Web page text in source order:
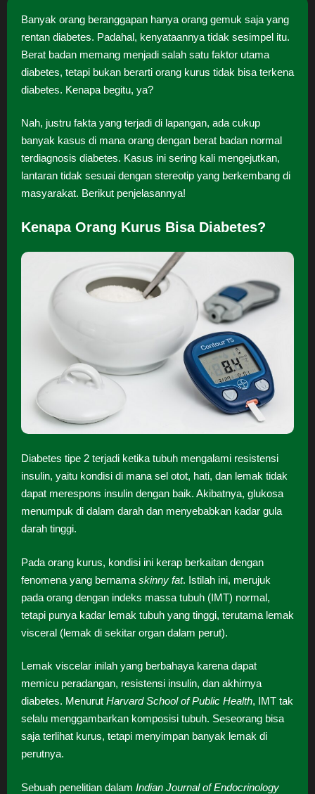
Banyak orang beranggapan hanya orang gemuk saja yang
rentan diabetes. Padahal, kenyataannya tidak sesimpel itu.
Berat badan memang menjadi salah satu faktor utama
diabetes, tetapi bukan berarti orang kurus tidak bisa terkena
diabetes. Kenapa begitu, ya?
Nah, justru fakta yang terjadi di lapangan, ada cukup
banyak kasus di mana orang dengan berat badan normal
terdiagnosis diabetes. Kasus ini sering kali mengejutkan,
lantaran tidak sesuai dengan stereotip yang berkembang di
masyarakat. Berikut penjelasannya!
Kenapa Orang Kurus Bisa Diabetes?
Diabetes tipe 2 terjadi ketika tubuh mengalami resistensi
insulin, yaitu kondisi di mana sel otot, hati, dan lemak tidak
dapat merespons insulin dengan baik. Akibatnya, glukosa
menumpuk di dalam darah dan menyebabkan kadar gula
darah tinggi.
Pada orang kurus, kondisi ini kerap berkaitan dengan
fenomena yang bernama skinny fat. Istilah ini, merujuk
pada orang dengan indeks massa tubuh (IMT) normal,
tetapi punya kadar lemak tubuh yang tinggi, terutama lemak
visceral (lemak di sekitar organ dalam perut).
Lemak viscelar inilah yang berbahaya karena dapat
memicu peradangan, resistensi insulin, dan akhirnya
diabetes. Menurut Harvard School of Public Health, IMT tak
selalu menggambarkan komposisi tubuh. Seseorang bisa
saja terlihat kurus, tetapi menyimpan banyak lemak di
perutnya.
Sebuah penelitian dalam Indian Journal of Endocrinology